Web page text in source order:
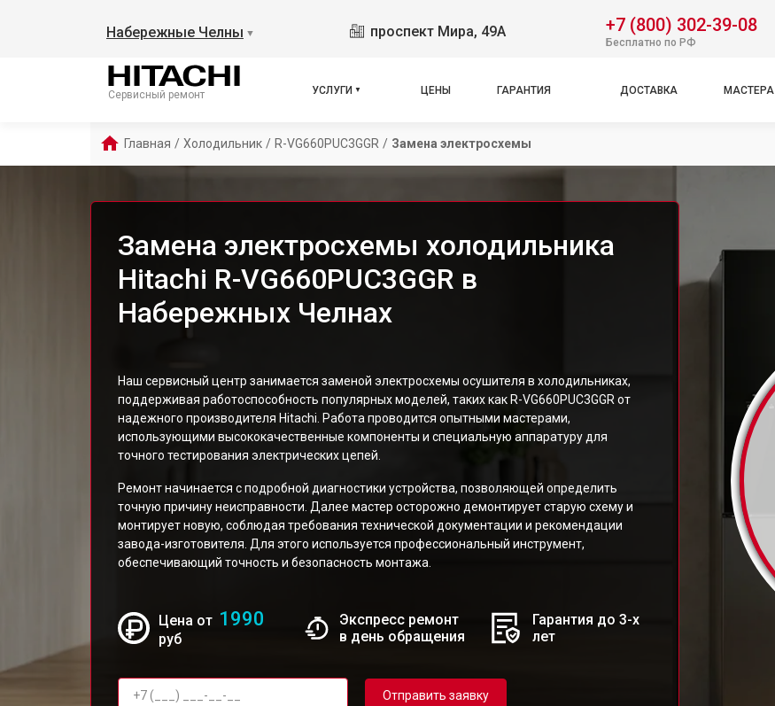
Набережные Челны ▼ проспект Мира, 49А +7 (800) 302-39-08
Бесплатно по РФ
Сервисный ремонт УСЛУГИ ЦЕНЫ ГАРАНТИЯ ДОСТАВКА МАСТЕРА
Главная / Холодильник / R-VG660PUC3GGR / Замена электросхемы
Замена электросхемы холодильника
Hitachi R-VG660PUC3GGR в
Набережных Челнах
Наш сервисный центр занимается заменой электросхемы осушителя в холодильниках,
поддерживая работоспособность популярных моделей, таких как R-VG660PUC3GGR от
надежного производителя Hitachi. Работа проводится опытными мастерами,
использующими высококачественные компоненты и специальную аппаратуру для
точного тестирования электрических цепей.
Ремонт начинается с подробной диагностики устройства, позволяющей определить
точную причину неисправности. Далее мастер осторожно демонтирует старую схему и
монтирует новую, соблюдая требования технической документации и рекомендации
завода-изготовителя. Для этого используется профессиональный инструмент,
обеспечивающий точность и безопасность монтажа.
Цена от 1990
руб
Экспресс ремонт
в день обращения
Гарантия до 3-х
лет
Отправить заявку